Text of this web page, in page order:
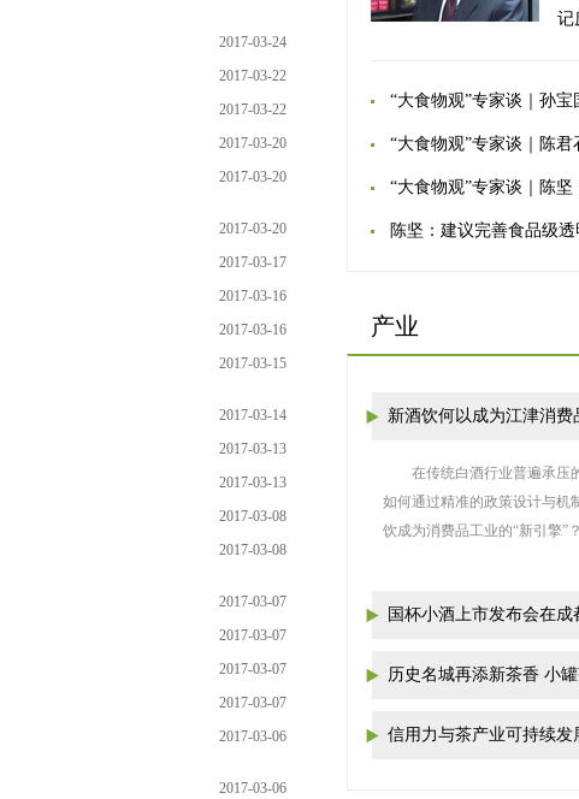
2017-03-24
2017-03-22
2017-03-22
2017-03-20
2017-03-20
2017-03-20
2017-03-17
2017-03-16
2017-03-16
2017-03-15
2017-03-14
2017-03-13
2017-03-13
2017-03-08
2017-03-08
2017-03-07
2017-03-07
2017-03-07
2017-03-07
2017-03-06
2017-03-06
记
产业
在传统白酒行业普遍承压
如何通过精准的政策设计与机
饮成为消费品工业的“新引擎”？
国杯小酒上市发布会在成